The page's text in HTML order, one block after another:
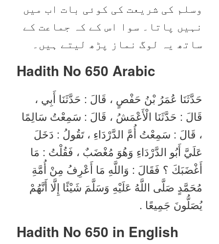
وسلم کی شریعت کی کوئی بات اب میں
نہیں پاتا۔ سوا اس کے کہ جماعت کے
ساتھ یہ لوگ نماز پڑھ لیتے ہیں۔
Hadith No 650 Arabic
حَدَّثَنَا عُمَرُ بْنُ حَفْصٍ ، قَالَ : حَدَّثَنَا أَبِي ،
قَالَ : حَدَّثَنَا الْأَعْمَشُ ، قَالَ : سَمِعْتُ سَالِمًا
، قَالَ : سَمِعْتُ أُمَّ الدَّرْدَاءِ ، تَقُولُ : دَخَلَ
عَلَيَّ أَبُو الدَّرْدَاءِ وَهُوَ مُغْضَبٌ ، فَقُلْتُ : مَا
أَغْضَبَكَ ؟ فَقَالَ : وَاللَّهِ مَا أَعْرِفُ مِنْ أُمَّةِ
مُحَمَّدٍ صَلَّى اللَّهُ عَلَيْهِ وَسَلَّمَ شَيْئًا إِلَّا أَنَّهُمْ
يُصَلُّونَ جَمِيعًا .
Hadith No 650 in English